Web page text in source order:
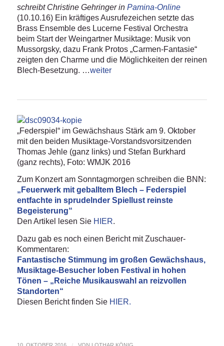
schreibt Christine Gehringer in Pamina-Online
(10.10.16) Ein kräftiges Ausrufezeichen setzte das
Brass Ensemble des Lucerne Festival Orchestra
beim Start der Weingartner Musiktage: Musik von
Mussorgsky, dazu Frank Protos „Carmen-Fantasie“
zeigten den Charme und die Möglichkeiten der reinen
Blech-Besetzung. …weiter
„Federspiel“ im Gewächshaus Stärk am 9. Oktober
mit den beiden Musiktage-Vorstandsvorsitzenden
Thomas Jehle (ganz links) und Stefan Burkhard
(ganz rechts), Foto: WMJK 2016
Zum Konzert am Sonntagmorgen schreiben die BNN:
„Feuerwerk mit geballtem Blech – Federspiel
entfachte in sprudelnder Spiellust reinste
Begeisterung“
Den Artikel lesen Sie HIER.
Dazu gab es noch einen Bericht mit Zuschauer-
Kommentaren:
Fantastische Stimmung im großen Gewächshaus,
Musiktage-Besucher loben Festival in hohen
Tönen – „Reiche Musikauswahl an reizvollen
Standorten“
Diesen Bericht finden Sie HIER.